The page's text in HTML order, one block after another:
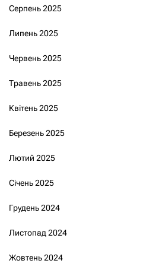
Серпень 2025
Липень 2025
Червень 2025
Травень 2025
Квітень 2025
Березень 2025
Лютий 2025
Січень 2025
Грудень 2024
Листопад 2024
Жовтень 2024